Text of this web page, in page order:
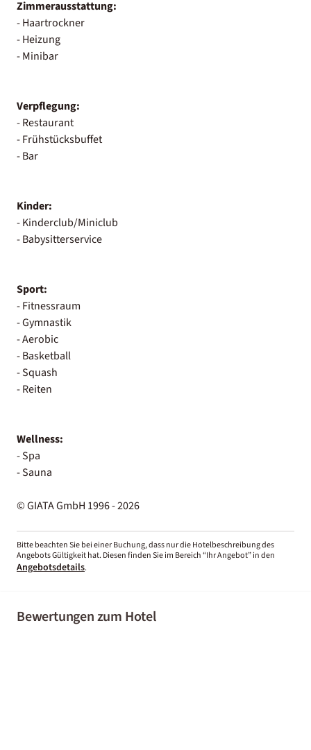
Zimmerausstattung:
- Haartrockner
- Heizung
- Minibar
Verpflegung:
- Restaurant
- Frühstücksbuffet
- Bar
Kinder:
- Kinderclub/Miniclub
- Babysitterservice
Sport:
- Fitnessraum
- Gymnastik
- Aerobic
- Basketball
- Squash
- Reiten
Wellness:
- Spa
- Sauna
© GIATA GmbH 1996 - 2026
Bitte beachten Sie bei einer Buchung, dass nur die Hotelbeschreibung des
Angebots Gültigkeit hat. Diesen finden Sie im Bereich “Ihr Angebot” in den
Angebotsdetails.
Bewertungen zum Hotel